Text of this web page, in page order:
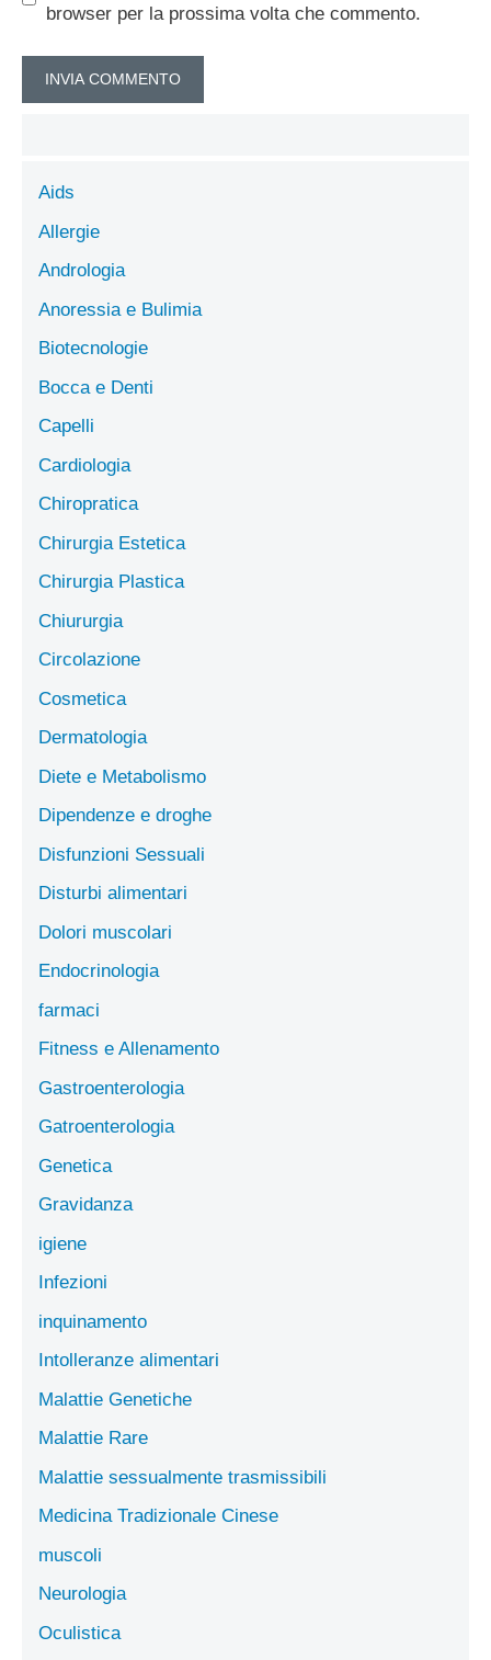
browser per la prossima volta che commento.
Aids
Allergie
Andrologia
Anoressia e Bulimia
Biotecnologie
Bocca e Denti
Capelli
Cardiologia
Chiropratica
Chirurgia Estetica
Chirurgia Plastica
Chiururgia
Circolazione
Cosmetica
Dermatologia
Diete e Metabolismo
Dipendenze e droghe
Disfunzioni Sessuali
Disturbi alimentari
Dolori muscolari
Endocrinologia
farmaci
Fitness e Allenamento
Gastroenterologia
Gatroenterologia
Genetica
Gravidanza
igiene
Infezioni
inquinamento
Intolleranze alimentari
Malattie Genetiche
Malattie Rare
Malattie sessualmente trasmissibili
Medicina Tradizionale Cinese
muscoli
Neurologia
Oculistica